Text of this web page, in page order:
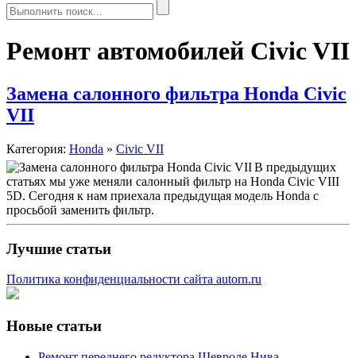
Ремонт автомобилей Civic VII
Замена салонного фильтра Honda Civic
VII
Категория: Honda » Civic VII
В предыдущих
статьях мы уже меняли салонный фильтр на Honda Civic VIII
5D. Сегодня к нам приехала предыдущая модель Honda с
просьбой заменить фильтр.
Лучшие статьи
Политика конфиденциальности сайта autorn.ru
Новые статьи